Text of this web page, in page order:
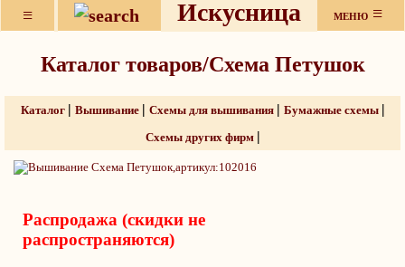
≡ Искусница МЕНЮ ≡
Каталог товаров/Схема Петушок
Каталог | Вышивание | Схемы для вышивания | Бумажные схемы |
Схемы других фирм |
Распродажа (скидки не
распространяются)